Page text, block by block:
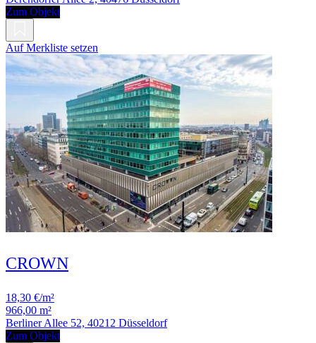
Zum Objekt
Auf Merkliste setzen
CROWN
18,30 €/m²
966,00 m²
Berliner Allee 52, 40212 Düsseldorf
Zum Objekt